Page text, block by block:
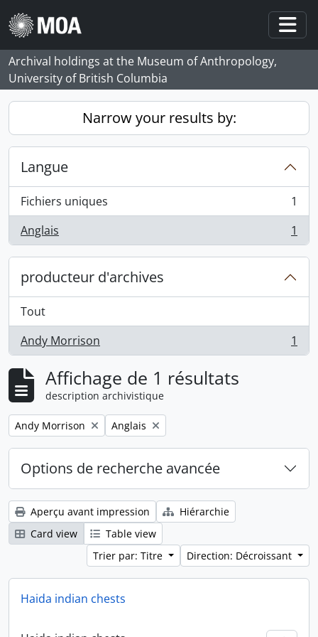
Skip to main content
Archival holdings at the Museum of Anthropology,
University of British Columbia
Narrow your results by:
Langue
Fichiers uniques
, 1 résultats
1
Anglais
, 1 résultats 1
producteur d'archives
Tout
Andy Morrison
, 1 résultats 1
Affichage de 1 résultats
description archivistique
Remove filter:
Andy Morrison Remove filter:
Anglais
Options de recherche avancée
Aperçu avant impression
Hiérarchie
Card view
Table view
Trier par: Titre
Direction: Décroissant
Haida indian chests